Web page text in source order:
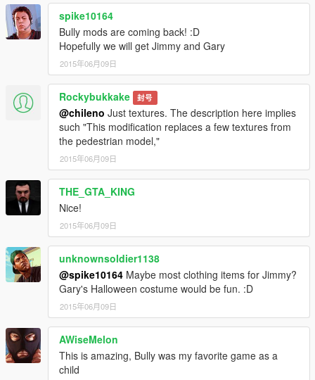
spike10164
Bully mods are coming back! :D
Hopefully we will get Jimmy and Gary
2015年06月09日
Rockybukkake 封号
@chileno Just textures. The description here implies
such "This modification replaces a few textures from
the pedestrian model,"
2015年06月09日
THE_GTA_KING
Nice!
2015年06月09日
unknownsoldier1138
@spike10164 Maybe most clothing items for Jimmy?
Gary's Halloween costume would be fun. :D
2015年06月09日
AWiseMelon
This is amazing, Bully was my favorite game as a
child